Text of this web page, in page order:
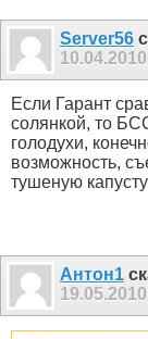
Server56
10.04.2010
Если Гарант
солянкой, то
голодухи,
возможность,
тушеную
Антон1
19.05.2010